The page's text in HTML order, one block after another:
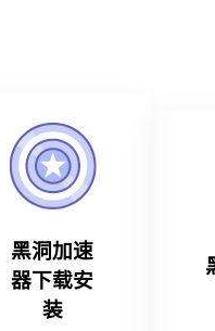
黑洞加速
器下载安
装